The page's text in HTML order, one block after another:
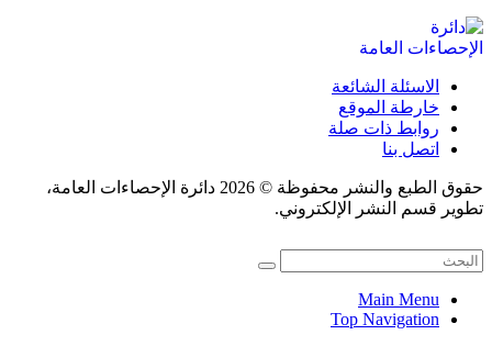
الاسئلة الشائعة
خارطة الموقع
روابط ذات صلة
اتصل بنا
حقوق الطبع والنشر محفوظة © 2026 دائرة الإحصاءات العامة،
تطوير قسم النشر الإلكتروني.
Main Menu
Top Navigation